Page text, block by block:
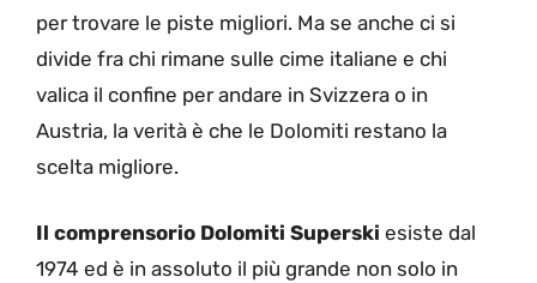
per trovare le piste migliori. Ma se anche ci si
divide fra chi rimane sulle cime italiane e chi
valica il confine per andare in Svizzera o in
Austria, la verità è che le Dolomiti restano la
scelta migliore.
Il comprensorio Dolomiti Superski esiste dal
1974 ed è in assoluto il più grande non solo in